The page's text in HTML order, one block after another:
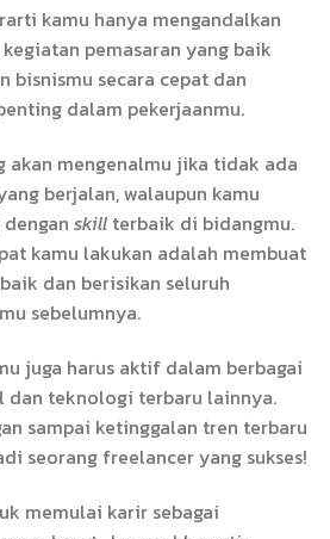
kamu hanya mengandalkan
pemasaran yang baik
bisnismu secara cepat dan
dalam pekerjaanmu.
akan mengenalmu jika tidak ada
berjalan, walaupun kamu
skill terbaik di bidangmu.
kamu lakukan adalah membuat
dan berisikan seluruh
sebelumnya.
juga harus aktif dalam berbagai
dan teknologi terbaru lainnya.
sampai ketinggalan tren terbaru
seorang freelancer yang sukses!
memulai karir sebagai